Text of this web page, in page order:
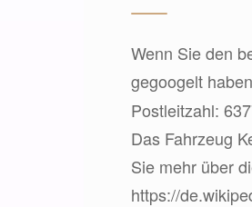
Wenn Sie den
gegoogelt
Postleitzahl:
Das Fahrzeug
Sie mehr über
https://